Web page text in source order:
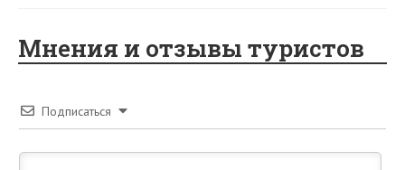
Мнения и отзывы туристов
Подписаться